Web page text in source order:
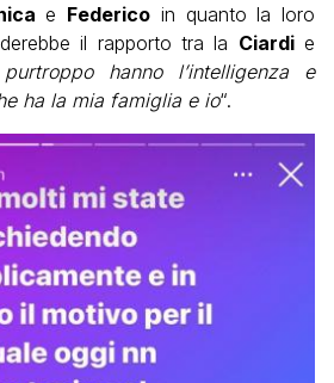
e Federico in quanto la loro
il rapporto tra la Ciardie
hanno l’intelligenza e
ha la mia famiglia e io“.